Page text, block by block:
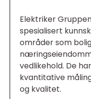
Elektriker
spesialisert
områder som
vedlikehold. De
kvantitative
og kvalitet.